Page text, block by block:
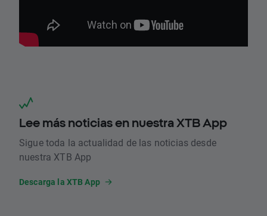
Lee más noticias en nuestra XTB App
Sigue toda la actualidad de las noticias desde
nuestra XTB App
Descarga la XTB App